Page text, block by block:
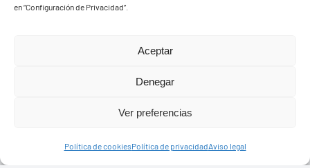
en “Configuración de Privacidad”.
Aceptar
Denegar
Ver preferencias
Política de cookiesPolítica de privacidadAviso legal
Pza. de Los Remedios, 1